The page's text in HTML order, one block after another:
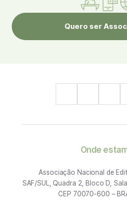
Quero ser
Onde
Associação Nacional de
SAF/SUL, Quadra 2, Bloco D,
CEP 70070-600 –